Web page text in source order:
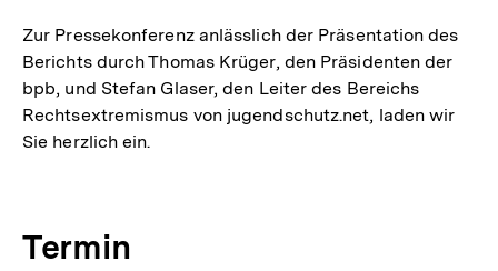
Zur Pressekonferenz anlässlich der Präsentation des
Berichts durch Thomas Krüger, den Präsidenten der
bpb, und Stefan Glaser, den Leiter des Bereichs
Rechtsextremismus von jugendschutz.net, laden wir
Sie herzlich ein.
Termin